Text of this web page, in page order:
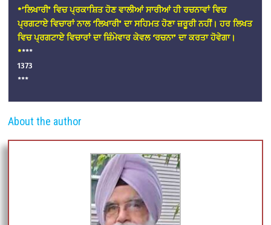
*’ਲਿਖਾਰੀ’ ਵਿਚ ਪ੍ਰਕਾਸ਼ਿਤ ਹੋਣ ਵਾਲੀਆਂ ਸਾਰੀਆਂ ਹੀ ਰਚਨਾਵਾਂ ਵਿਚ
ਪ੍ਰਗਟਾਏ ਵਿਚਾਰਾਂ ਨਾਲ ‘ਲਿਖਾਰੀ’ ਦਾ ਸਹਿਮਤ ਹੋਣਾ ਜ਼ਰੂਰੀ ਨਹੀਂ। ਹਰ ਲਿਖਤ
ਵਿਚ ਪ੍ਰਗਟਾਏ ਵਿਚਾਰਾਂ ਦਾ ਜ਼ਿੰਮੇਵਾਰ ਕੇਵਲ ‘ਰਚਨਾ’ ਦਾ ਕਰਤਾ ਹੋਵੇਗਾ।
****
1373
***
About the author